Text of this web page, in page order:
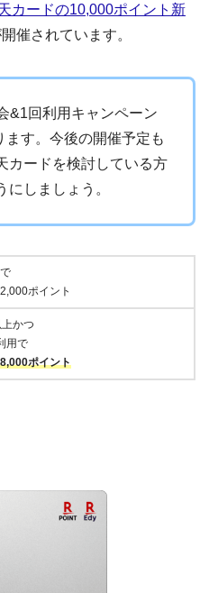
カードの10,000ポイント新
催されています。
&1回利用キャンペーン
ます。今後の開催予定も
カードを検討している方
しましょう。
ポイント
かつ
用で
ポイント